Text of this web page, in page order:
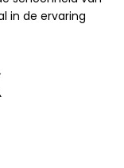
in de ervaring